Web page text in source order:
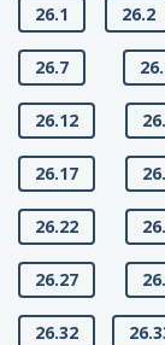
26.1 26.2
26.7
26.12
26.17
26.22
26.27
26.32